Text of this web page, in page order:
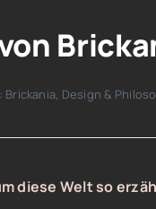
Brickania, Design &
diese Welt so